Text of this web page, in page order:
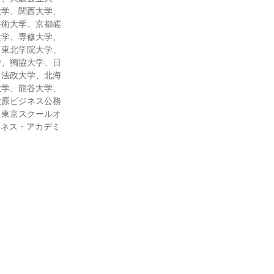
、関西大学、
大学、京都嵯
、専修大学、
北学院大学、
獨協大学、日
政大学、北海
、龍谷大学、
ビジネス公務
京スクールオ
ス・アカデミ